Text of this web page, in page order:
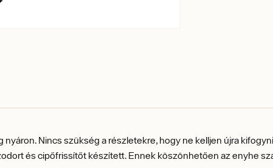
Nincs szükség a részletekre, hogy ne kelljen újra
és cipőfrissítőt készített. Ennek köszönhetően az enyhe